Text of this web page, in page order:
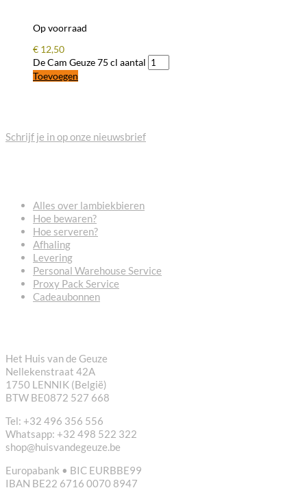
Op voorraad
€ 12,50
De Cam Geuze 75 cl aantal
Toevoegen
Schrijf je in op onze nieuwsbrief
Alles over lambiekbieren
Hoe bewaren?
Hoe serveren?
Afhaling
Levering
Personal Warehouse Service
Proxy Pack Service
Cadeaubonnen
Het Huis van de Geuze
Nellekenstraat 42A
1750 LENNIK (België)
BTW BE0872 527 668
Tel: +32 496 356 556
Whatsapp: +32 498 522 322
shop@huisvandegeuze.be
Europabank • BIC EURBBE99
IBAN BE22 6716 0070 8947